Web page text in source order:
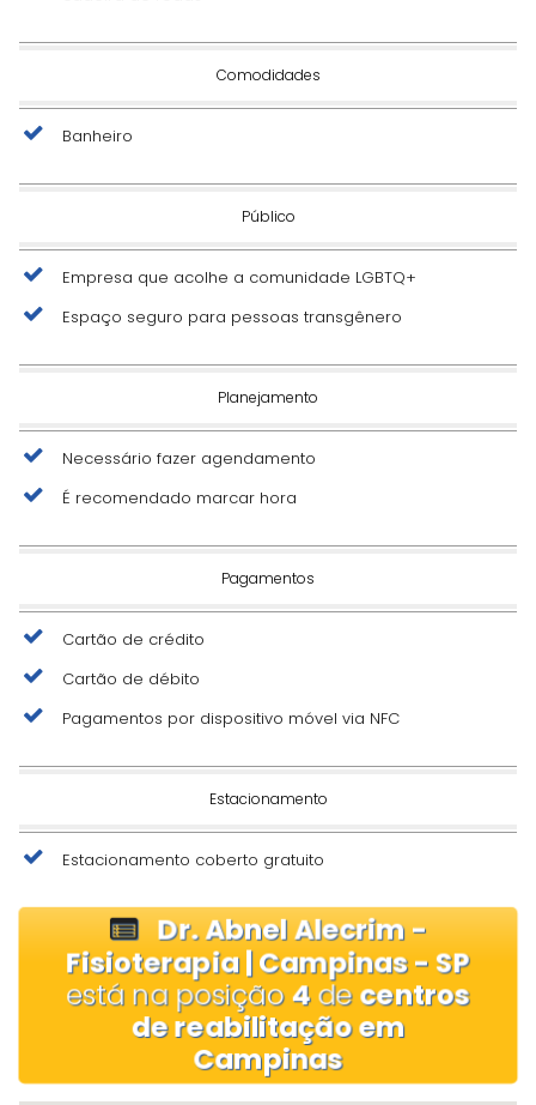
Comodidades
Banheiro
Público
Empresa que acolhe a comunidade LGBTQ+
Espaço seguro para pessoas transgênero
Planejamento
Necessário fazer agendamento
É recomendado marcar hora
Pagamentos
Cartão de crédito
Cartão de débito
Pagamentos por dispositivo móvel via NFC
Estacionamento
Estacionamento coberto gratuito
Dr. Abnel Alecrim -
Fisioterapia | Campinas - SP
está na posição4decentros
de reabilitação em
Campinas